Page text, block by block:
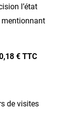
l’état
mentionnant
€ TTC
de visites